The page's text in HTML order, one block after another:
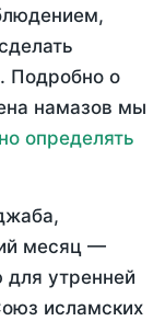
Подробно о
намазов мы
определять
месяц —
утренней
исламских